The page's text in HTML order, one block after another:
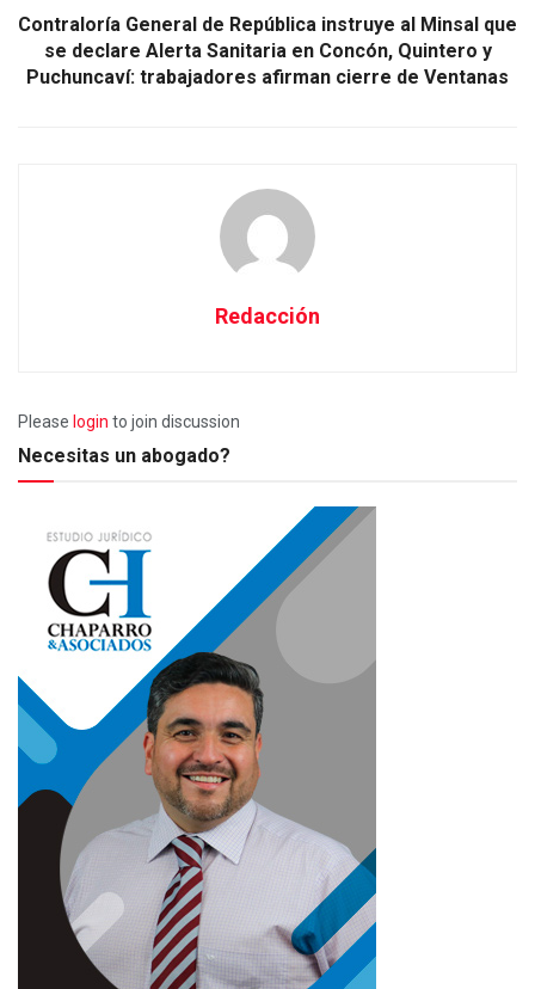
Contraloría General de República instruye al Minsal que
se declare Alerta Sanitaria en Concón, Quintero y
Puchuncaví: trabajadores afirman cierre de Ventanas
Redacción
Please login to join discussion
Necesitas un abogado?